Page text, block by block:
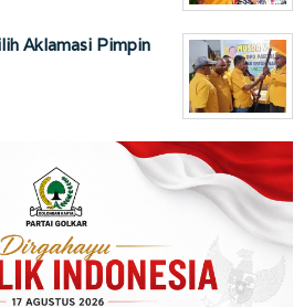
Aklamasi Pimpin